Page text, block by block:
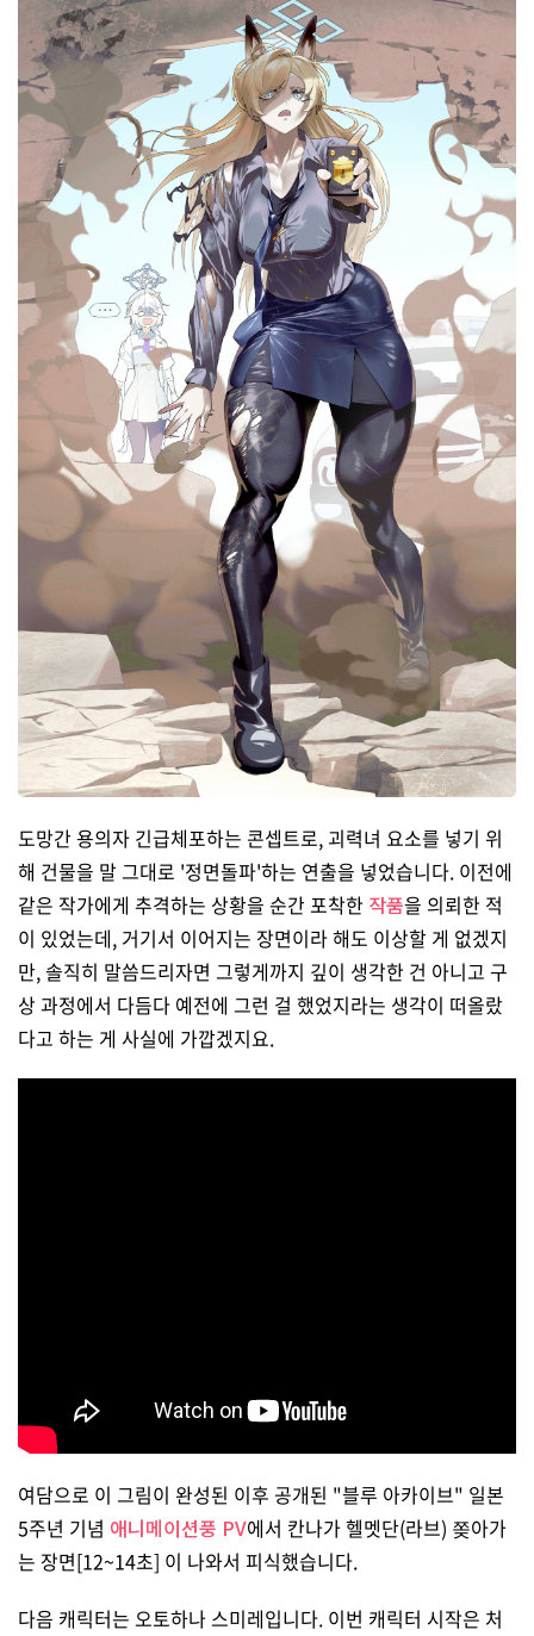
도망간 용의자 긴급체포하는 콘셉트로, 괴력녀 요소를 넣기 위
해 건물을 말 그대로 '정면돌파'하는 연출을 넣었습니다. 이전에
같은 작가에게 추격하는 상황을 순간 포착한 작품을 의뢰한 적
이 있었는데, 거기서 이어지는 장면이라 해도 이상할 게 없겠지
만, 솔직히 말씀드리자면 그렇게까지 깊이 생각한 건 아니고 구
상 과정에서 다듬다 예전에 그런 걸 했었지라는 생각이 떠올랐
다고 하는 게 사실에 가깝겠지요.
여담으로 이 그림이 완성된 이후 공개된 "블루 아카이브" 일본
5주년 기념 애니메이션풍 PV에서 칸나가 헬멧단(라브) 쫒아가
는 장면[12~14초] 이 나와서 피식했습니다.
다음 캐릭터는 오토하나 스미레입니다. 이번 캐릭터 시작은 처